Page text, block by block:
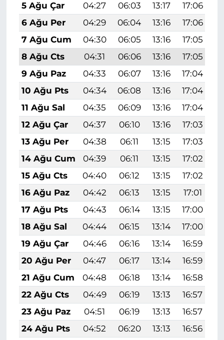
5 Ağu Çar
04:27 06:03 13:17 17:06
6 Ağu Per
04:29 06:04 13:16 17:06
7 Ağu Cum
04:30 06:05 13:16 17:05
8 Ağu Cts
04:31 06:06 13:16 17:05
9 Ağu Paz
04:33 06:07 13:16 17:04
10 Ağu Pts
04:34 06:08 13:16 17:04
11 Ağu Sal
04:35 06:09 13:16 17:04
12 Ağu Çar
04:37 06:10 13:16 17:03
13 Ağu Per
04:38 06:11 13:15 17:03
14 Ağu Cum
04:39 06:11 13:15 17:02
15 Ağu Cts
04:40 06:12 13:15 17:02
16 Ağu Paz
04:42 06:13 13:15 17:01
17 Ağu Pts
04:43 06:14 13:15 17:00
18 Ağu Sal
04:44 06:15 13:14 17:00
19 Ağu Çar
04:46 06:16 13:14 16:59
20 Ağu Per
04:47 06:17 13:14 16:59
21 Ağu Cum
04:48 06:18 13:14 16:58
22 Ağu Cts
04:49 06:19 13:13 16:57
23 Ağu Paz
04:51 06:19 13:13 16:57
24 Ağu Pts
04:52 06:20 13:13 16:56